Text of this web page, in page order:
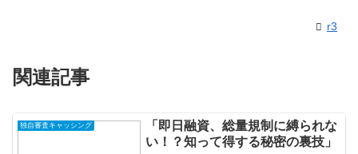
r3
関連記事
独自審査キャッシング
「即日融資、総量規制に縛られな
い！？知って得する秘密の裏技」